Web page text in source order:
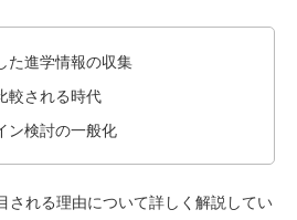
た進学情報の収集
較される時代
ン検討の一般化
される理由について詳しく解説してい